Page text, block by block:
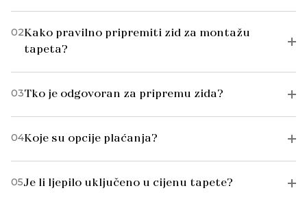
02Kako pravilno pripremiti zid za montažu
tapeta?
03Tko je odgovoran za pripremu zida?
04Koje su opcije plaćanja?
05Je li ljepilo uključeno u cijenu tapete?